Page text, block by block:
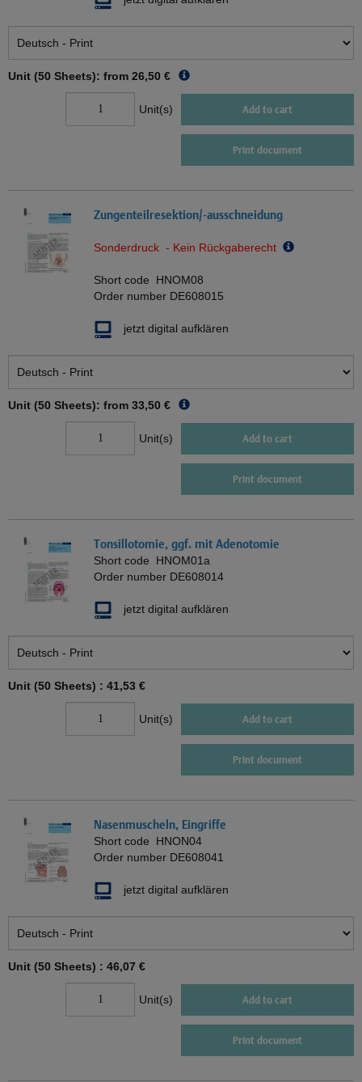
Unit (50 Sheets): from 26,50 €
Unit(s) Add to cart
Print document
Zungenteilresektion/-ausschneidung
Sonderdruck - Kein Rückgaberecht
Short code HNOM08
Order number DE608015
jetzt digital aufklären
Unit (50 Sheets): from 33,50 €
Unit(s) Add to cart
Print document
Tonsillotomie, ggf. mit Adenotomie
Short code HNOM01a
Order number DE608014
jetzt digital aufklären
Unit (50 Sheets) : 41,53 €
Unit(s) Add to cart
Print document
Nasenmuscheln, Eingriffe
Short code HNON04
Order number DE608041
jetzt digital aufklären
Unit (50 Sheets) : 46,07 €
Unit(s) Add to cart
Print document